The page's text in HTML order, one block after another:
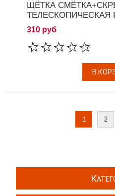
ЩЁТКА
ТЕЛЕСКОПИЧЕСКАЯ
310 руб
1 2
К